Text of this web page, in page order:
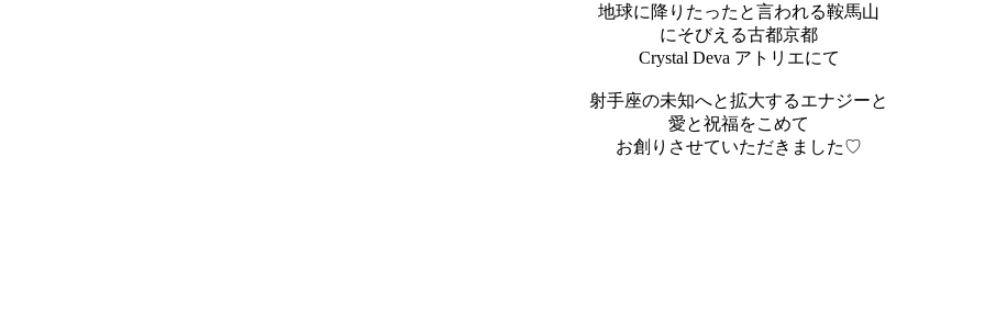
地球に降りたったと言われる鞍馬山
にそびえる古都京都
Crystal Deva アトリエにて
射手座の未知へと拡大するエナジーと
愛と祝福をこめて
お創りさせていただきました♡